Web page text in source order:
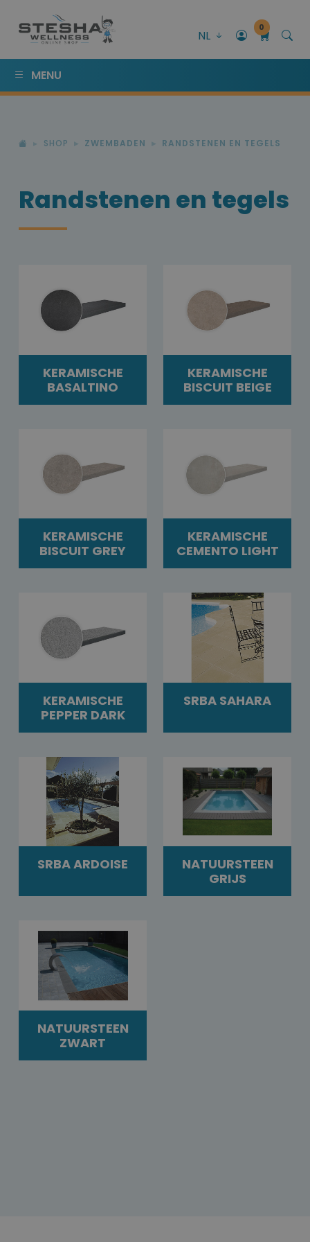
NL
0
MENU
SHOP ZWEMBADEN RANDSTENEN EN TEGELS
Randstenen en tegels
KERAMISCHE
BASALTINO
KERAMISCHE
BISCUIT BEIGE
KERAMISCHE
BISCUIT GREY
KERAMISCHE
CEMENTO LIGHT
KERAMISCHE
PEPPER DARK
SRBA SAHARA
SRBA ARDOISE
NATUURSTEEN
GRIJS
NATUURSTEEN
ZWART